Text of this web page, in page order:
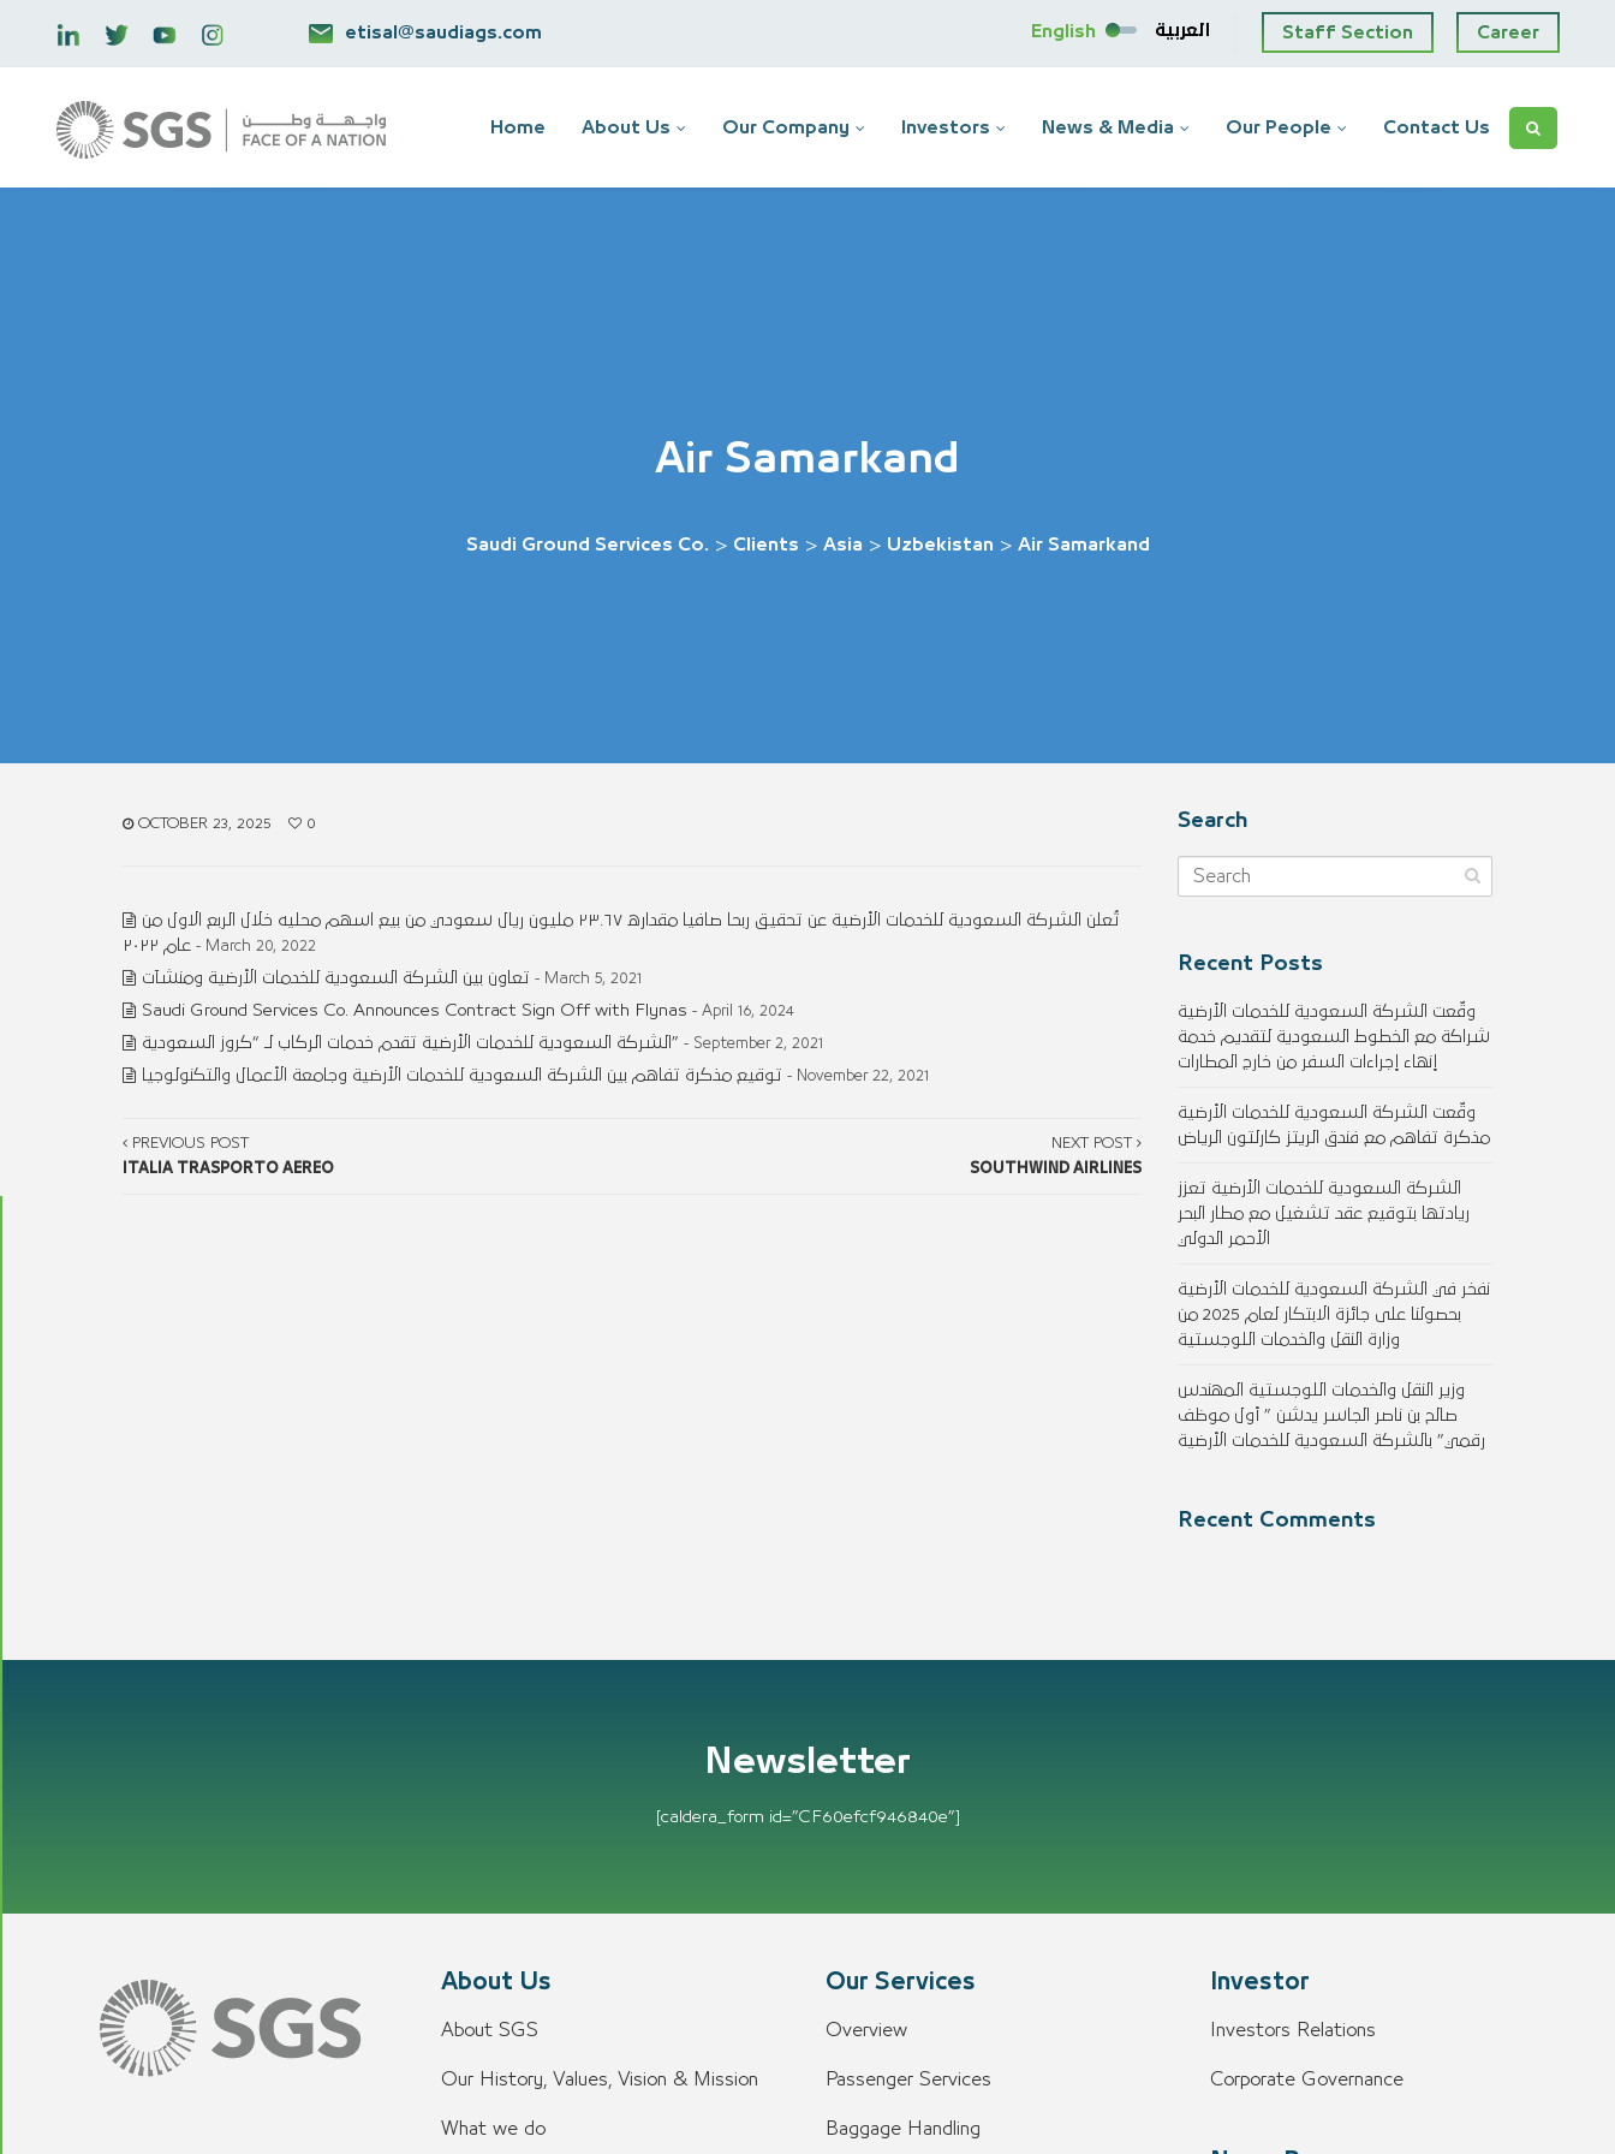
etisal@saudiags.com English العربية Staff Section Career
Home About Us Our Company Investors News & Media Our People Contact Us
Air Samarkand
Saudi Ground Services Co. > Clients > Asia > Uzbekistan > Air Samarkand
OCTOBER 23, 2025 0
تُعلن الشركة السعودية للخدمات الأرضية عن تحقيق ربحا صافيا مقداره ٢٣.٦٧ مليون ريال سعودي من بيع اسهم محليه خلال الربع الاول من
عام ٢٠٢٢ - March 20, 2022
تعاون بين الشركة السعودية للخدمات الأرضية ومنشآت - March 5, 2021
Saudi Ground Services Co. Announces Contract Sign Off with Flynas - April 16, 2024
الشركة السعودية للخدمات الأرضية تقدم خدمات الركاب لـ “كروز السعودية” - September 2, 2021
توقيع مذكرة تفاهم بين الشركة السعودية للخدمات الأرضية وجامعة الأعمال والتكنولوجيا - November 22, 2021
PREVIOUS POST
ITALIA TRASPORTO AEREO
NEXT POST
SOUTHWIND AIRLINES
Search
Recent Posts
وقّعت الشركة السعودية للخدمات الأرضية
شراكة مع الخطوط السعودية لتقديم خدمة
إنهاء إجراءات السفر من خارج المطارات
وقّعت الشركة السعودية للخدمات الأرضية
مذكرة تفاهم مع فندق الريتز كارلتون الرياض
الشركة السعودية للخدمات الأرضية تعزز
ريادتها بتوقيع عقد تشغيل مع مطار البحر
الأحمر الدولي
نفخر في الشركة السعودية للخدمات الأرضية
بحصولنا على جائزة الابتكار لعام 2025 من
وزارة النقل والخدمات اللوجستية
وزير النقل والخدمات اللوجستية المهندس
صالح بن ناصر الجاسر يدشن ” أول موظف
رقمي” بالشركة السعودية للخدمات الأرضية
Recent Comments
Newsletter
[caldera_form id=”CF60efcf946840e”]
About Us
About SGS
Our History, Values, Vision & Mission
What we do
Our Services
Overview
Passenger Services
Baggage Handling
Investor
Investors Relations
Corporate Governance